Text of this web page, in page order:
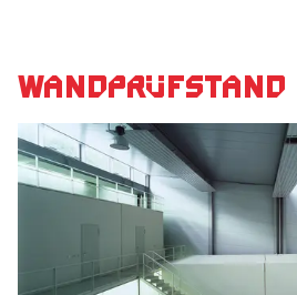
Wandprüfstand